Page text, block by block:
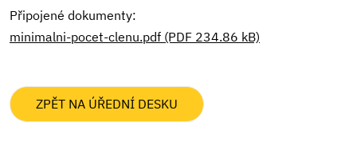
Připojené dokumenty:
minimalni-pocet-clenu.pdf (PDF 234.86 kB)
ZPĚT NA ÚŘEDNÍ DESKU